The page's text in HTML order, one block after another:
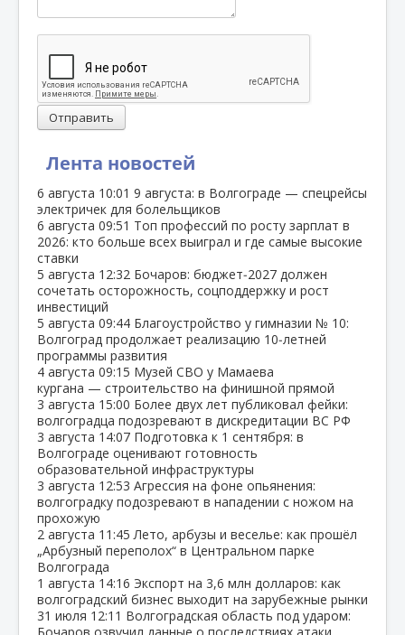
Лента новостей
6 августа 10:01 9 августа: в Волгограде — спецрейсы
электричек для болельщиков
6 августа 09:51 Топ профессий по росту зарплат в
2026: кто больше всех выиграл и где самые высокие
ставки
5 августа 12:32 Бочаров: бюджет‑2027 должен
сочетать осторожность, соцподдержку и рост
инвестиций
5 августа 09:44 Благоустройство у гимназии № 10:
Волгоград продолжает реализацию 10‑летней
программы развития
4 августа 09:15 Музей СВО у Мамаева
кургана — строительство на финишной прямой
3 августа 15:00 Более двух лет публиковал фейки:
волгоградца подозревают в дискредитации ВС РФ
3 августа 14:07 Подготовка к 1 сентября: в
Волгограде оценивают готовность
образовательной инфраструктуры
3 августа 12:53 Агрессия на фоне опьянения:
волгоградку подозревают в нападении с ножом на
прохожую
2 августа 11:45 Лето, арбузы и веселье: как прошёл
„Арбузный переполох“ в Центральном парке
Волгограда
1 августа 14:16 Экспорт на 3,6 млн долларов: как
волгоградский бизнес выходит на зарубежные рынки
31 июля 12:11 Волгоградская область под ударом:
Отправить